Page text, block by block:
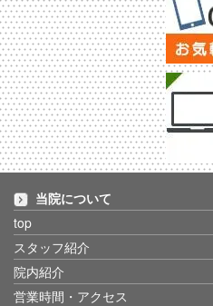
当院について
top
スタッフ紹介
院内紹介
営業時間・アクセス